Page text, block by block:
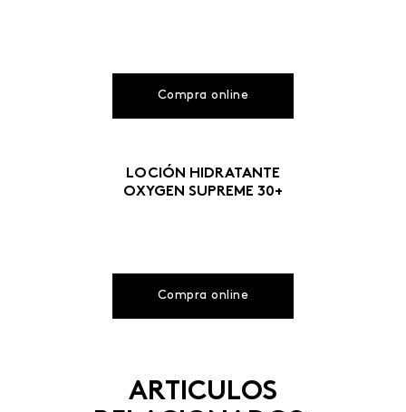
Compra online
LOCIÓN HIDRATANTE
OXYGEN SUPREME 30+
Compra online
ARTICULOS